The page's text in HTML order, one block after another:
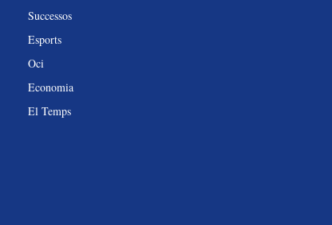
Successos
Esports
Oci
Economia
El Temps